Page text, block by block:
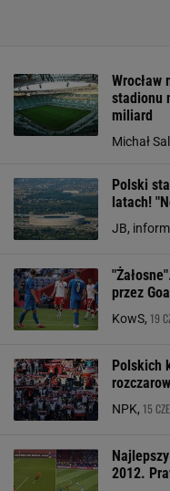
Wrocław
stadionu
miliard
Michał
Polski
latach!
JB,
przez
KowS, 19
Polskich
NPK, 15
2012.